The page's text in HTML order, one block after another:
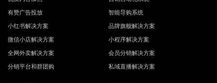
有赞广告投放
小红书解决方案
微信小店解决方案
全网外卖解决方案
分销平台和群团购
智能导购系统
品牌旗舰解决方案
小程序解决方案
会员分销解决方案
私域直播解决方案